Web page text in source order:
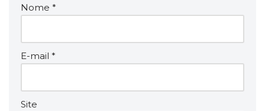
Nome *
E-mail *
Site